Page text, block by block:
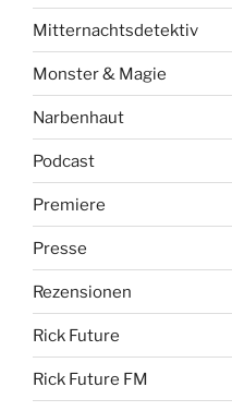
Mitternachtsdetektiv
Monster & Magie
Narbenhaut
Podcast
Premiere
Presse
Rezensionen
Rick Future
Rick Future FM